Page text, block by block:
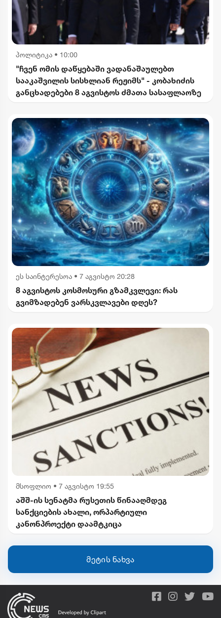
პოლიტიკა • 10:00
"ჩვენ ომის დაწყებაში ვადანაშაულებთ
სააკაშვილის სისხლიან რეჟიმს" - კობახიძის
განცხადებები 8 აგვისტოს ძმათა სასაფლაოზე
ეს საინტერესოა • 7 აგვისტო 20:28
8 აგვისტოს კოსმოსური გზამკვლევი: რას
გვიმზადებენ ვარსკვლავები დღეს?
მსოფლიო • 7 აგვისტო 19:55
აშშ-ის სენატმა რუსეთის წინააღმდეგ
სანქციების ახალი, ორპარტიული
კანონპროექტი დაამტკიცა
მეტის ნახვა